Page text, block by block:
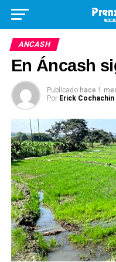
ANCASH
En Áncash
Publicado hace 1
Por Erick